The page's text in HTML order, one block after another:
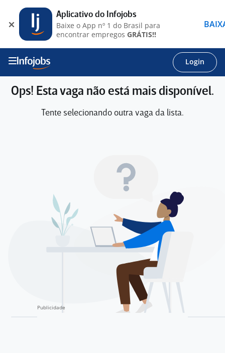
Login
Ops! Esta vaga não está mais disponível.
Tente selecionando outra vaga da lista.
Aplicativo do Infojobs
Baixe o App nº 1 do Brasil para
encontrar empregos GRÁTIS!!